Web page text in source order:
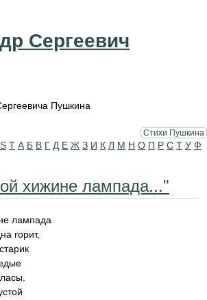
Сергеевич
Пушкина
Стихи Пушкина
S T А Б В Г Д Е Ж З И К Л М Н О П Р С Т У Ф
хижине лампада..."
лампада
горит,